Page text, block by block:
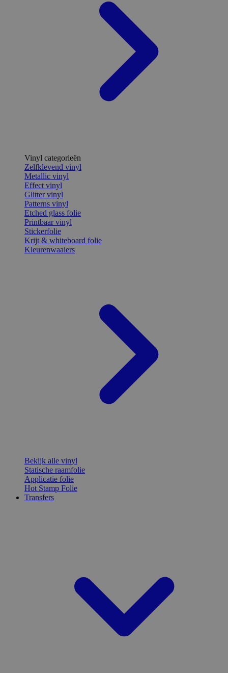
Vinyl categorieën
Zelfklevend vinyl
Metallic vinyl
Effect vinyl
Glitter vinyl
Patterns vinyl
Etched glass folie
Printbaar vinyl
Stickerfolie
Krijt & whiteboard folie
Kleurenwaaiers
Bekijk alle vinyl
Statische raamfolie
Applicatie folie
Hot Stamp Folie
Transfers